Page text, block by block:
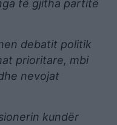
të gjitha partitë
debatit politik
prioritare, mbi
nevojat
kundër